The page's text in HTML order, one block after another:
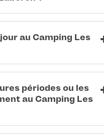
au Camping Les
périodes ou les
au Camping Les